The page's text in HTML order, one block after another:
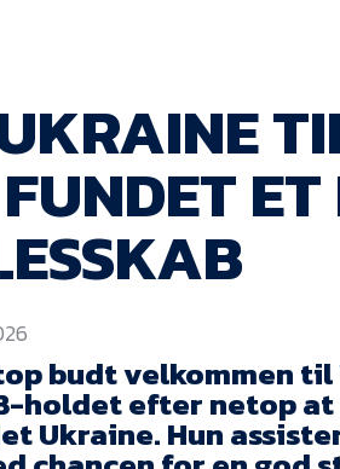
budt velkommen til
holdet efter netop
Ukraine. Hun